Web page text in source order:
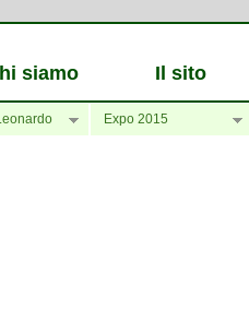
siamo Il sito
Expo 2015